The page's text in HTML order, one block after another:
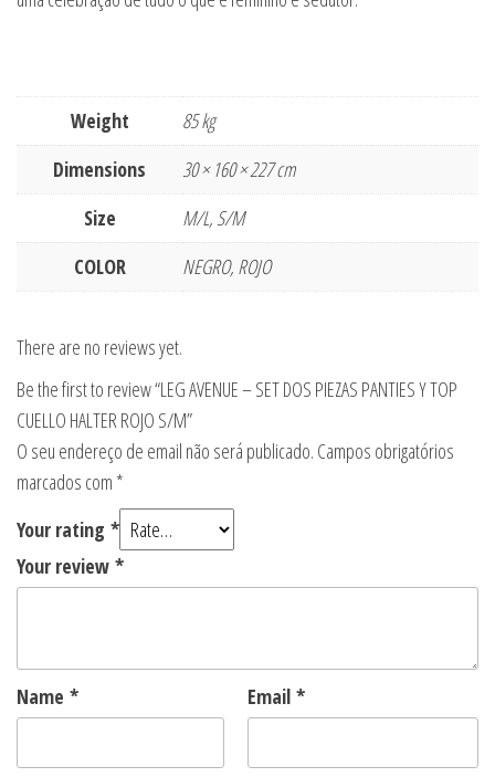
Weight
85 kg
Dimensions
30 × 160 × 227 cm
Size
M/L, S/M
COLOR
NEGRO, ROJO
There are no reviews yet.
Be the first to review “LEG AVENUE – SET DOS PIEZAS PANTIES Y TOP
CUELLO HALTER ROJO S/M”
O seu endereço de email não será publicado. Campos obrigatórios
marcados com *
Your rating *
Your review *
Name * Email *